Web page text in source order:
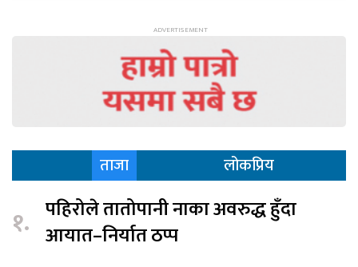
ताजा लोकप्रिय
१. पहिरोले तातोपानी नाका अवरुद्ध हुँदा
आयात–निर्यात ठप्प